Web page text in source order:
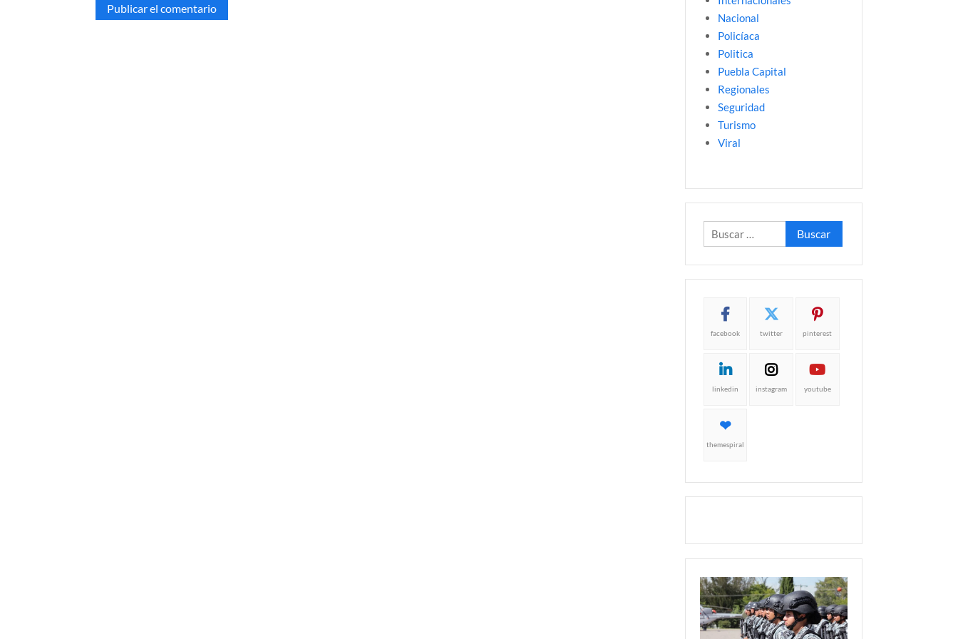
Nacional
Policíaca
Politica
Puebla Capital
Regionales
Seguridad
Turismo
Viral
Buscar:
facebook twitter pinterest
linkedin instagram youtube
themespiral